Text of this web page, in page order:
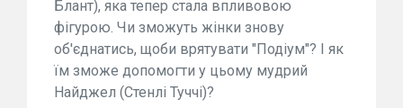
Блант), яка тепер стала впливовою
фігурою. Чи зможуть жінки знову
об'єднатись, щоби врятувати "Подіум"? І як
їм зможе допомогти у цьому мудрий
Найджел (Стенлі Туччі)?